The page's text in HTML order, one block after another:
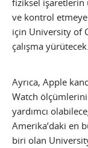
fiziksel işaretlerin
ve kontrol etmeye
için University of
çalışma yürütecek.
Ayrıca, Apple
Watch
yardımcı
Amerika’daki en
biri olan